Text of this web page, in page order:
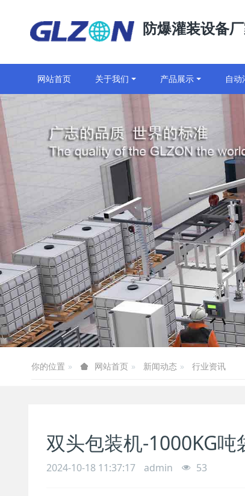
防爆灌装设备
网站首页 关于我们 产品展示 自动
你的位置 网站首页 新闻动态 行业资讯
双头包装机-1000KG
2024-10-18 11:37:17 admin 53